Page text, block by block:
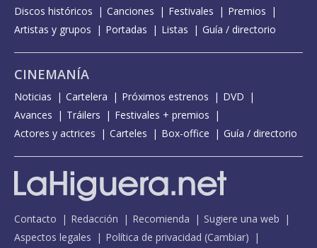
Discos históricos
Canciones Festivales
Premios
Artistas y grupos
Portadas Listas Guía / directorio
CINEMANÍA
Noticias Cartelera Próximos estrenos
DVD
Avances
Tráilers
Festivales + premios
Actores y actrices
Carteles Box-office Guía / directorio
Contacto Redacción Recomienda
Sugiere una web
Aspectos legales
Política de privacidad (Cambiar)